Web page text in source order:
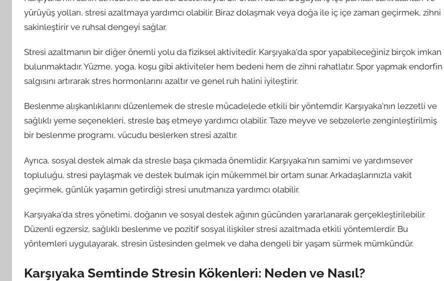
yürüyüş yolları, stresi azaltmaya yardımcı olabilir. Biraz dolaşmak veya doğa ile iç içe zaman geçirmek, zihni
sakinleştirir ve ruhsal dengeyi sağlar.
Stresi azaltmanın bir diğer önemli yolu da fiziksel aktivitedir. Karşıyaka'da spor yapabileceğiniz birçok imkan
bulunmaktadır. Yüzme, yoga, koşu gibi aktiviteler hem bedeni hem de zihni rahatlatır. Spor yapmak endorfin
salgısını artırarak stres hormonlarını azaltır ve genel ruh halini iyileştirir.
Beslenme alışkanlıklarını düzenlemek de stresle mücadelede etkili bir yöntemdir. Karşıyaka'nın lezzetli ve
sağlıklı yeme seçenekleri, stresle baş etmeye yardımcı olabilir. Taze meyve ve sebzelerle zenginleştirilmiş
bir beslenme programı, vücudu beslerken stresi azaltır.
Ayrıca, sosyal destek almak da stresle başa çıkmada önemlidir. Karşıyaka'nın samimi ve yardımsever
topluluğu, stresi paylaşmak ve destek bulmak için mükemmel bir ortam sunar. Arkadaşlarınızla vakit
geçirmek, günlük yaşamın getirdiği stresi unutmanıza yardımcı olabilir.
Karşıyaka'da stres yönetimi, doğanın ve sosyal destek ağının gücünden yararlanarak gerçekleştirilebilir.
Düzenli egzersiz, sağlıklı beslenme ve pozitif sosyal ilişkiler stresi azaltmada etkili yöntemlerdir. Bu
yöntemleri uygulayarak, stresin üstesinden gelmek ve daha dengeli bir yaşam sürmek mümkündür.
Karşıyaka Semtinde Stresin Kökenleri: Neden ve Nasıl?